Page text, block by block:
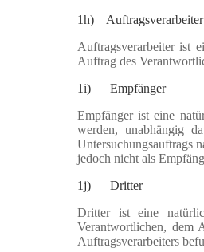
1h) Auftragsverarbeiter
Auftragsverarbeiter ist
Auftrag des
1i) Empfänger
Empfänger ist eine
werden, unabhängig
Untersuchungsauftrags
jedoch nicht als
1j) Dritter
Dritter ist eine
Verantwortlichen, dem
Auftragsverarbeiters